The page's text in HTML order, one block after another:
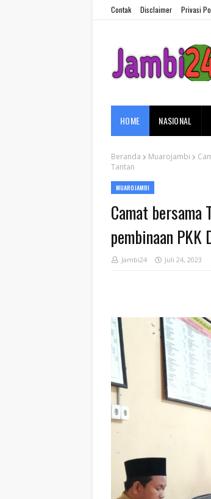
Contak Disclaimer Privasi
HOME NASIONAL
Beranda Muarojambi
Tantan
MUAROJAMBI
Camat bersama
pembinaan PKK
Jambi24 Juli 24, 2023